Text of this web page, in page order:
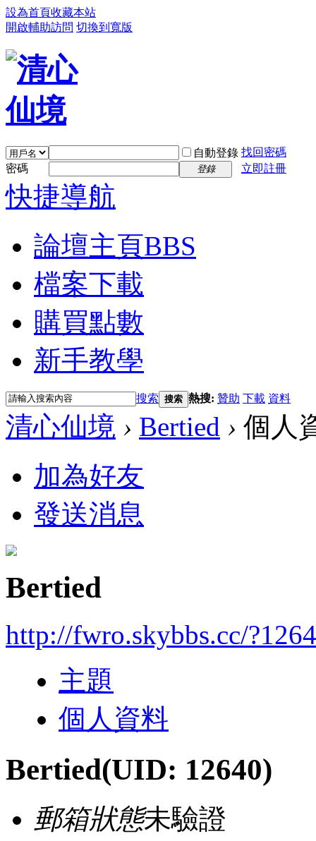
設為首頁收藏本站
開啟輔助訪問 切換到寬版
自動登錄 找回密碼
密碼
登錄 立即註冊
快捷導航
論壇主頁BBS
檔案下載
購買點數
新手教學
搜索 搜索 熱搜: 贊助 下載 資料
清心仙境 › Bertied › 個人
加為好友
發送消息
Bertied
http://fwro.skybbs.cc/
主題
個人資料
Bertied(UID: 12640)
郵箱狀態未驗證